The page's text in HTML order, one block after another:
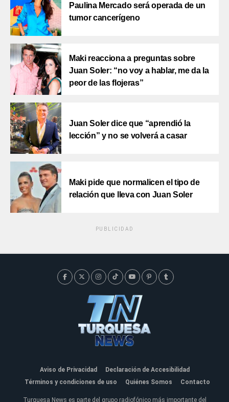
Paulina Mercado será operada de un
tumor cancerígeno
Maki reacciona a preguntas sobre
Juan Soler: “no voy a hablar, me da la
peor de las flojeras”
Juan Soler dice que “aprendió la
lección” y no se volverá a casar
Maki pide que normalicen el tipo de
relación que lleva con Juan Soler
PUBLICIDAD
Aviso de Privacidad
Declaración de Accesibilidad
Términos y condiciones de uso
Quiénes Somos Contacto
Turquesa News es parte del grupo radiofónico más importante del